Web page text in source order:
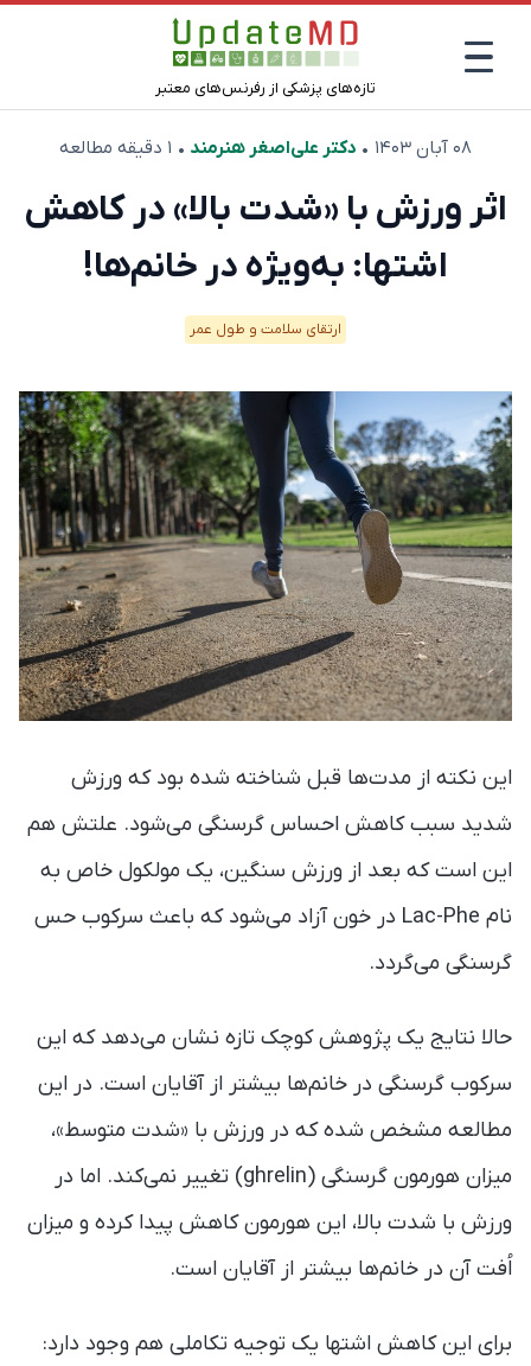
تازه‌های پزشکی از رفرنس‌های معتبر
۰۸ آبان ۱۴۰۳ • دکتر علی‌اصغر هنرمند • ۱ دقیقه مطالعه
اثر ورزش با «شدت بالا» در کاهش
اشتها: به‌ویژه در خانم‌ها!
ارتقای سلامت و طول عمر
این نکته از مدت‌ها قبل شناخته شده بود که ورزش
شدید سبب کاهش احساس گرسنگی می‌شود. علتش هم
این است که بعد از ورزش‌ سنگین، یک مولکول خاص به
نام Lac-Phe در خون آزاد می‌شود که باعث سرکوب حس
گرسنگی می‌گردد.
حالا نتایج یک پژوهش کوچک تازه نشان می‌دهد که این
سرکوب گرسنگی در خانم‌ها بیشتر از آقایان است. در این
مطالعه مشخص شده که در ورزش با «شدت متوسط»،
میزان هورمون گرسنگی (ghrelin) تغییر نمی‌کند. اما در
ورزش با شدت بالا، این هورمون کاهش پیدا کرده و میزان
اُفت آن در خانم‌ها بیشتر از آقایان است.
برای این کاهش اشتها یک توجیه تکاملی هم وجود دارد: